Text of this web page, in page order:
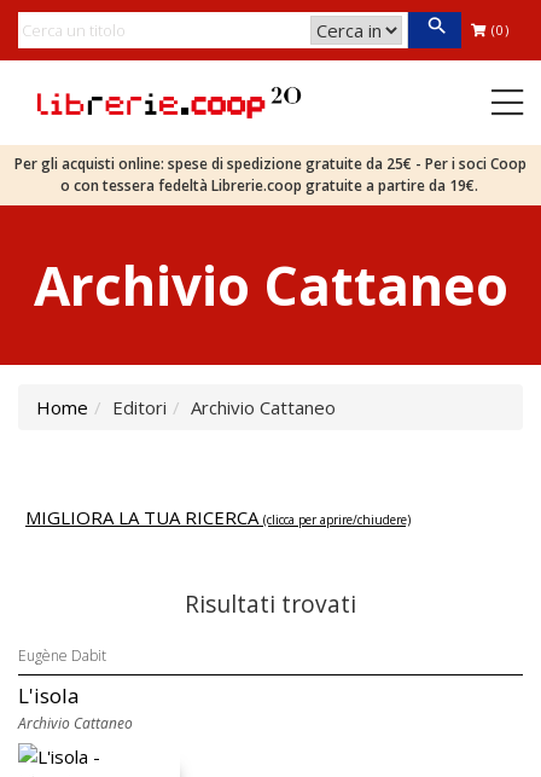
(0)
Per gli acquisti online: spese di spedizione gratuite da 25€ - Per i soci Coop
o con tessera fedeltà Librerie.coop gratuite a partire da 19€.
Archivio Cattaneo
Home Editori Archivio Cattaneo
MIGLIORA LA TUA RICERCA (clicca per aprire/chiudere)
Risultati trovati
Eugène Dabit
L'isola
Archivio Cattaneo